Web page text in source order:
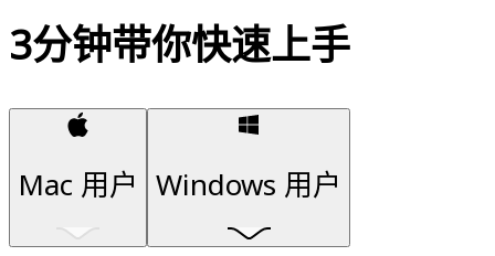
3分钟带你快速上手
Mac 用户 Windows 用户